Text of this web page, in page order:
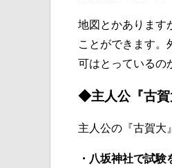
地図とかあります
ことができます。
可はとっているの
◆主人公『古賀
主人公の『古賀大
・八坂神社で試